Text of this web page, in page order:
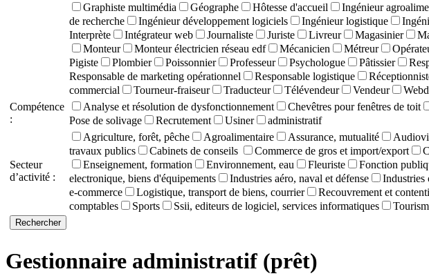
Graphiste multimédia
Géographe Hôtesse d'accueil Ingénieur
de recherche
Ingénieur développement logiciels Ingénieur logistique
Interprète
Intégrateur web Journaliste Juriste Livreur Magasinier
Monteur
Monteur électricien réseau edf Mécanicien Métreur
Pigiste
Plombier Poissonnier Professeur Psychologue Pâtissier
Responsable de marketing opérationnel
Responsable logistique
commercial
Tourneur-fraiseur Traducteur Télévendeur Vendeur
Compétence
:
Analyse et résolution de dysfonctionnement Chevêtres pour fenêtres de toit
Pose de solivage
Recrutement Usiner administratif
Secteur
d’activité :
Agriculture, forêt, pêche Agroalimentaire Assurance, mutualité
travaux publics
Cabinets de conseils Commerce de gros et import/export
Enseignement, formation
Environnement, eau Fleuriste Fonction
electronique, biens d'équipements
Industries aéro, naval et défense Industries
e-commerce
Logistique, transport de biens, courrier Recouvrement et
comptables
Sports Ssii, editeurs de logiciel, services informatiques
Gestionnaire administratif (prêt)